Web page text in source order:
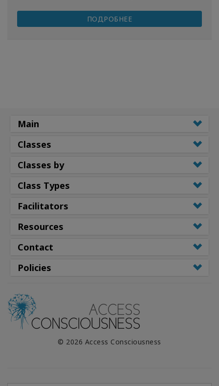
ПОДРОБНЕЕ
Main
Classes
Classes by
Class Types
Facilitators
Resources
Contact
Policies
© 2026 Access Consciousness